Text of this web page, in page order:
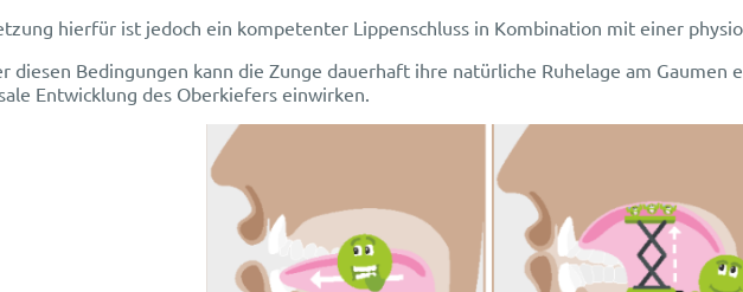
hierfür ist jedoch ein kompetenter Lippenschluss in Kombination mit einer
diesen Bedingungen kann die Zunge dauerhaft ihre natürliche Ruhelage am Gaumen
Entwicklung des Oberkiefers einwirken.